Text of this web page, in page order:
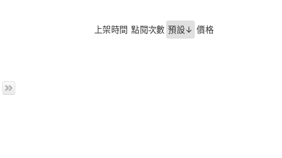
上架時間 點閱次數 預設↓ 價格